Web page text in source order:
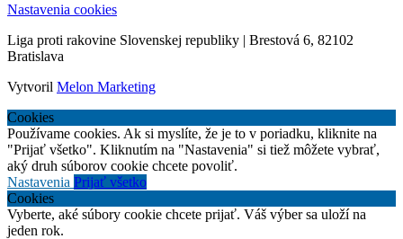
Nastavenia cookies
Liga proti rakovine Slovenskej republiky | Brestová 6, 82102
Bratislava
Vytvoril Melon Marketing
Cookies
Používame cookies. Ak si myslíte, že je to v poriadku, kliknite na
"Prijať všetko". Kliknutím na "Nastavenia" si tiež môžete vybrať,
aký druh súborov cookie chcete povoliť.
Nastavenia Prijať všetko
Cookies
Vyberte, aké súbory cookie chcete prijať. Váš výber sa uloží na
jeden rok.